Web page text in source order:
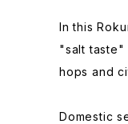
In this
"salt taste"
hops and
Domestic